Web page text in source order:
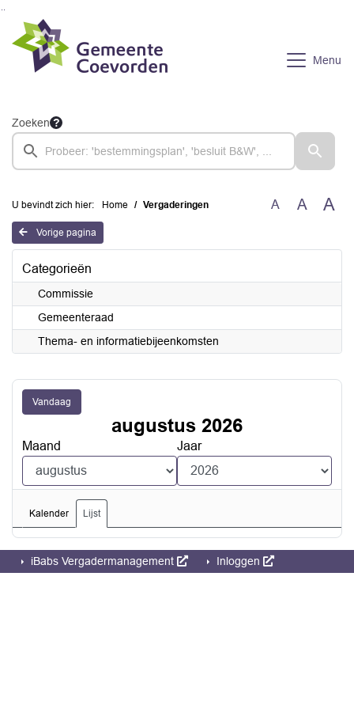
Ga naar de inhoud van deze pagina
Ga naar het zoeken
Ga naar het menu
Menu
Zoeken
U bevindt zich hier: Home Vergaderingen A A A
Vorige pagina
Categorieën
Commissie
Gemeenteraad
Thema- en informatiebijeenkomsten
Vandaag
augustus 2026
Maand Jaar
Kalender Lijst
iBabs Vergadermanagement Inloggen